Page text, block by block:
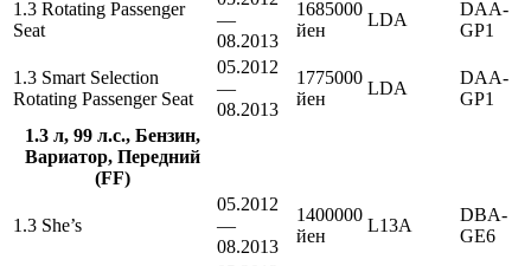
1.3 Rotating Passenger
Seat
—
08.2013
1685000
йен
LDA
DAA-
GP1
1.3 Smart Selection
Rotating Passenger Seat
05.2012
—
08.2013
1775000
йен
LDA
DAA-
GP1
1.3 л, 99 л.с., Бензин,
Вариатор, Передний
(FF)
1.3 She’s
05.2012
—
08.2013
1400000
йен
L13A
DBA-
GE6